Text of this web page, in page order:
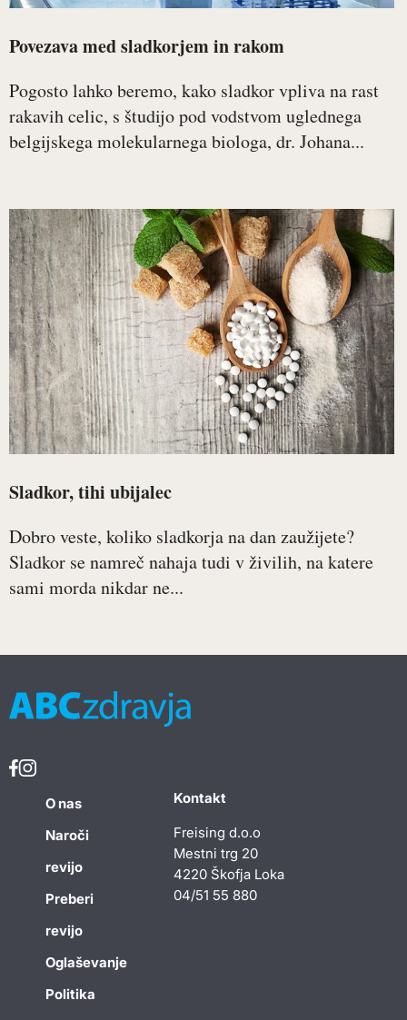
Povezava med sladkorjem in rakom
Pogosto lahko beremo, kako sladkor vpliva na rast
rakavih celic, s študijo pod vodstvom uglednega
belgijskega molekularnega biologa, dr. Johana...
Sladkor, tihi ubijalec
Dobro veste, koliko sladkorja na dan zaužijete?
Sladkor se namreč nahaja tudi v živilih, na katere
sami morda nikdar ne...
O nas
Naroči
revijo
Preberi
revijo
Oglaševanje
Politika
Kontakt
Freising d.o.o
Mestni trg 20
4220 Škofja Loka
04/51 55 880